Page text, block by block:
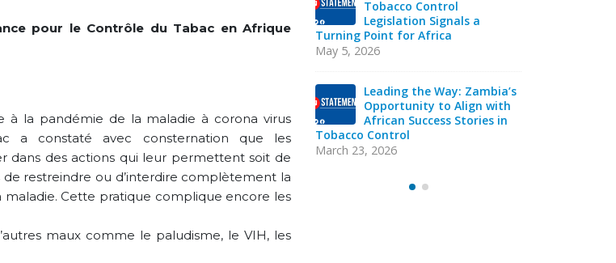
pour le Contrôle du Tabac en Afrique
la pandémie de la maladie à corona virus
a constaté avec consternation que les
dans des actions qui leur permettent soit de
restreindre ou d’interdire complètement la
Cette pratique complique encore les
maux comme le paludisme, le VIH, les
in
–
Legislation Signals a
Turning Point for Africa
African Success Stories in
Tobacco Control
March 23, 2026
Strengthening Tobacco
Industry Monitoring in
Sierra Leone: ATCA Leads
October 13, 2025
VACANCY NOTICE –
EXECUTIVE SECRETARY